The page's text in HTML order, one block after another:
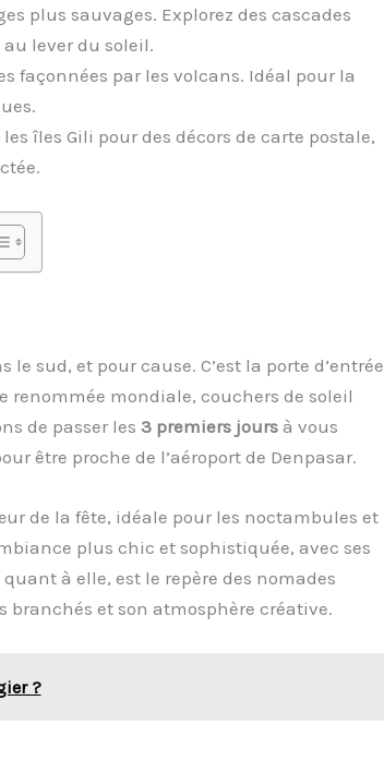
plus sauvages. Explorez des cascades
lever du soleil.
façonnées par les volcans. Idéal pour la
îles Gili pour des décors de carte postale,
sud, et pour cause. C’est la porte d’entrée
renommée mondiale, couchers de soleil
de passer les 3 premiers joursà vous
être proche de l’aéroport de Denpasar.
de la fête, idéale pour les noctambules et
plus chic et sophistiquée, avec ses
quant à elle, est le repère des nomades
branchés et son atmosphère créative.
?